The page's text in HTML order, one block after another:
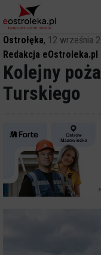
Ostrołęka, 12 września
Redakcja eOstroleka.pl
Kolejny
Turskiego